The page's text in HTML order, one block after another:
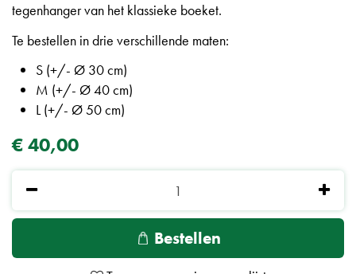
tegenhanger van het klassieke boeket.
Te bestellen in drie verschillende maten:
S (+/- Ø 30 cm)
M (+/- Ø 40 cm)
L (+/- Ø 50 cm)
€40,00